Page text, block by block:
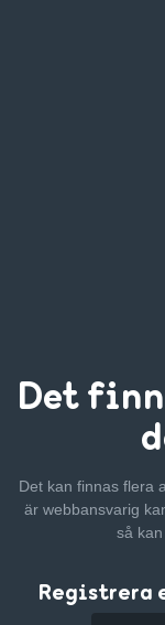
Det
Det kan finnas flera
är webbansvarig
så
Registrera